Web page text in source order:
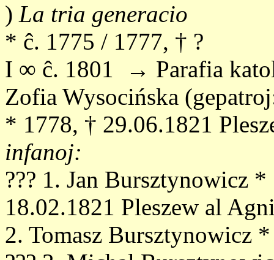
) La tria generacio
* ĉ. 1775 / 1777, † ?
I ∞ ĉ. 1801 → Parafia
Zofia Wysocińska
* 1778, † 29.06.1821
infanoj:
??? 1. Jan Bursztynowicz
18.02.1821 Pleszew al
2. Tomasz Bursztynowicz